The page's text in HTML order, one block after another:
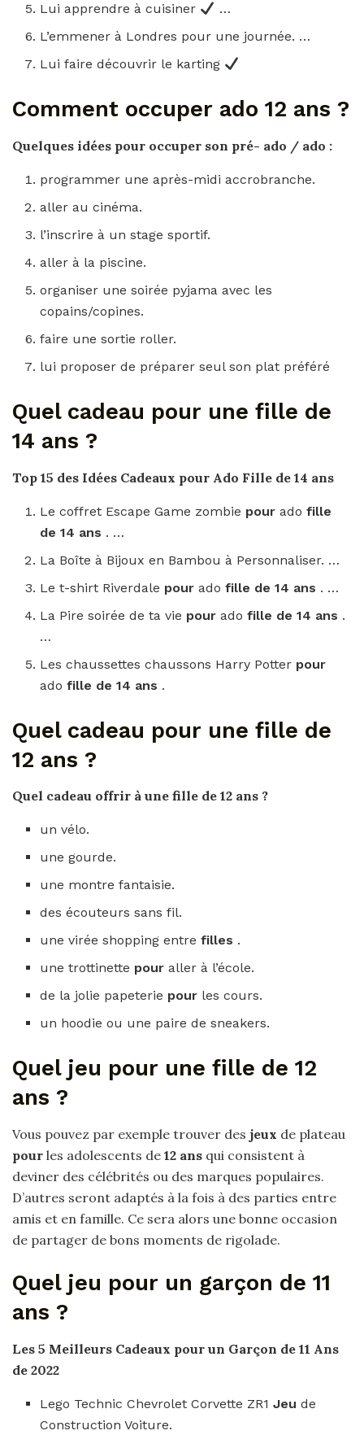
Lui apprendre à cuisiner
…
L’emmener à Londres pour une journée. …
Lui faire découvrir le karting
Comment occuper ado 12 ans ?
Quelques idées pour occuper son pré- ado / ado :
programmer une après-midi accrobranche.
aller au cinéma.
l’inscrire à un stage sportif.
aller à la piscine.
organiser une soirée pyjama avec les
copains/copines.
faire une sortie roller.
lui proposer de préparer seul son plat préféré
Quel cadeau pour une fille de
14 ans ?
Top 15 des Idées Cadeaux pour Ado Fille de 14 ans
Le coffret Escape Game zombie pouradofille
de 14 ans . …
La Boîte à Bijoux en Bambou à Personnaliser. …
Le t-shirt Riverdale pouradofille de 14 ans . …
La Pire soirée de ta vie pouradofille de 14 ans .
…
Les chaussettes chaussons Harry Potter pour
adofille de 14 ans .
Quel cadeau pour une fille de
12 ans ?
Quel cadeau offrir à une fille de 12 ans ?
un vélo.
une gourde.
une montre fantaisie.
des écouteurs sans fil.
une virée shopping entrefilles .
une trottinette pouraller à l’école.
de la jolie papeterie pour les cours.
un hoodie ou une paire de sneakers.
Quel jeu pour une fille de 12
ans ?
Vous pouvez par exemple trouver des jeux de plateau
pour les adolescents de 12 ans qui consistent à
deviner des célébrités ou des marques populaires.
D’autres seront adaptés à la fois à des parties entre
amis et en famille. Ce sera alors une bonne occasion
de partager de bons moments de rigolade.
Quel jeu pour un garçon de 11
ans ?
Les 5 Meilleurs Cadeaux pour un Garçon de 11 Ans
de 2022
Lego Technic Chevrolet Corvette ZR1Jeude
Construction Voiture.